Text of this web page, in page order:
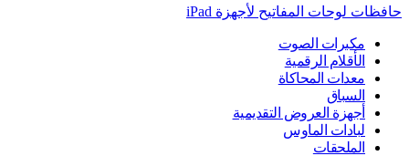
حافظات لوحات المفاتيح لأجهزة ‏iPad
مكبرات الصوت
الأقلام الرقمية
معدات المحاكاة
السباق
أجهزة العروض التقديمية
لبادات الماوس
الملحقات